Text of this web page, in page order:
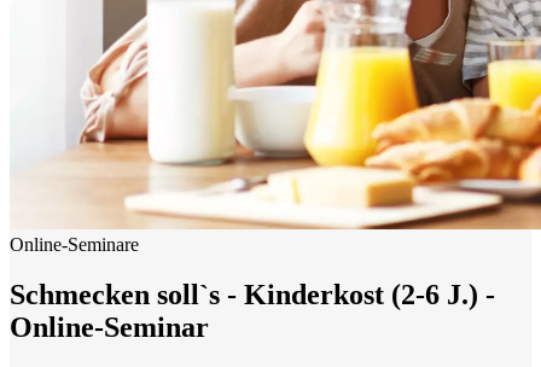
Online-Seminare
Schmecken soll`s - Kinderkost (2-6 J.) -
Online-Seminar